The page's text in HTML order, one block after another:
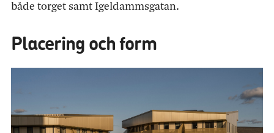
både torget samt Igeldammsgatan.
Placering och form